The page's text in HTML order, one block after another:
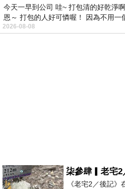
今天一早到公司 哇~ 打包清的好乾淨
恩～ 打包的人好可憐喔！ 因為不用一
2026-08-08
柒參肆▎老宅2
《老宅2／後記》